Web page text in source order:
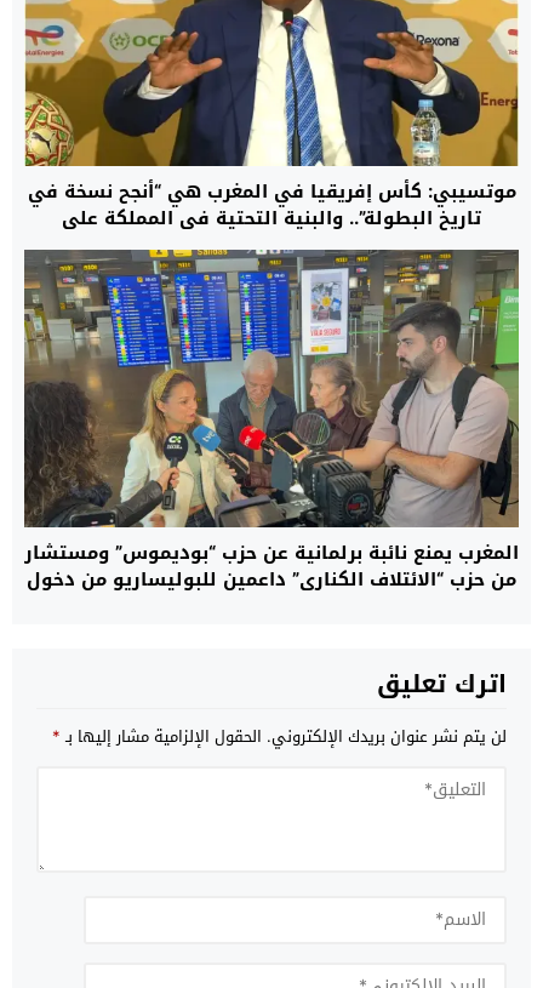
موتسيبي: كأس إفريقيا في المغرب هي “أنجح نسخة في
تاريخ البطولة”.. والبنية التحتية في المملكة على
“مستوى عالمي”
المغرب يمنع نائبة برلمانية عن حزب “بوديموس” ومستشار
من حزب “الائتلاف الكناري” داعمين للبوليساريو من دخول
اترك تعليق
لن يتم نشر عنوان بريدك الإلكتروني. الحقول الإلزامية مشار إليها بـ*